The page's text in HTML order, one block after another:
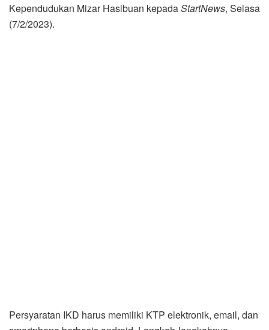
Kependudukan Mizar Hasibuan kepadaStartNews, Selasa
(7/2/2023).
Persyaratan IKD harus memiliki KTP elektronik, email, dan